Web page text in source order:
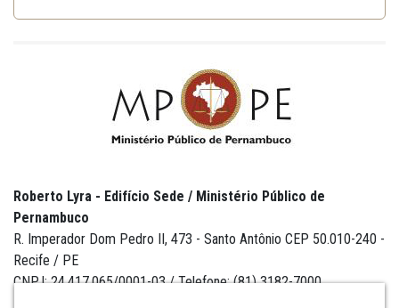
Roberto Lyra - Edifício Sede / Ministério Público de
Pernambuco
R. Imperador Dom Pedro II, 473 - Santo Antônio CEP 50.010-240 -
Recife / PE
CNPJ: 24.417.065/0001-03 / Telefone: (81) 3182-7000